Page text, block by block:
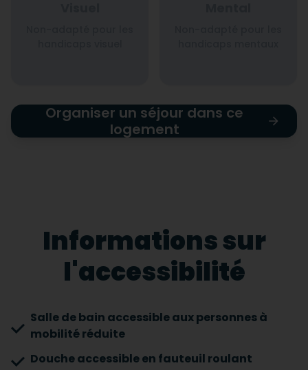
Organiser un séjour dans ce
logement
Informations sur
l'accessibilité
Salle de bain accessible aux personnes à
mobilité réduite
Douche accessible en fauteuil roulant